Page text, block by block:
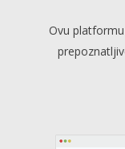
Ovu